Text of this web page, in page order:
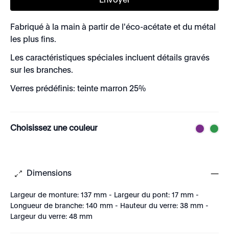
Fabriqué à la main à partir de l'éco-acétate et du métal
les plus fins.
Les caractéristiques spéciales incluent détails gravés
sur les branches.
Verres prédéfinis: teinte marron 25%
Choisissez une couleur
Dimensions
Largeur de monture: 137 mm - Largeur du pont: 17 mm -
Longueur de branche: 140 mm - Hauteur du verre: 38 mm -
Largeur du verre: 48 mm